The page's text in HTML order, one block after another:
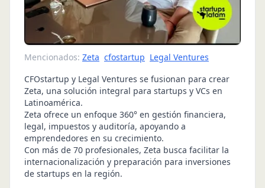
Mencionados: Zeta cfostartup Legal Ventures
CFOstartup y Legal Ventures se fusionan para crear
Zeta, una solución integral para startups y VCs en
Latinoamérica.
Zeta ofrece un enfoque 360° en gestión financiera,
legal, impuestos y auditoría, apoyando a
emprendedores en su crecimiento.
Con más de 70 profesionales, Zeta busca facilitar la
internacionalización y preparación para inversiones
de startups en la región.